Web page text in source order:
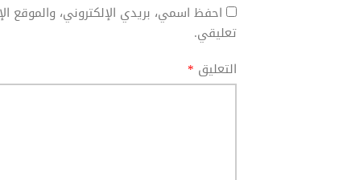
احفظ اسمي، بريدي الإلكتروني، والموقع
تعليقي.
التعليق *